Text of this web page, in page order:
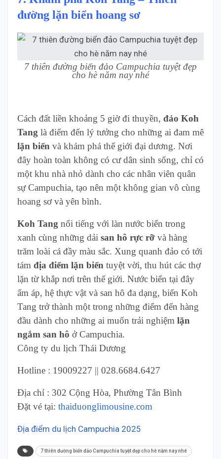
đường lặn biển hoang sơ
7 thiên đường biển đảo Campuchia tuyệt đẹp
cho hè năm nay nhé
Cách đất liền khoảng 5 giờ đi thuyền, đảo Koh
Tang là điểm đến lý tưởng cho những ai đam mê
lặn biển và khám phá thế giới đại dương. Nơi
đây hoàn toàn không có cư dân sinh sống, chỉ có
một khu nhà nhỏ dành cho các nhân viên quân
sự Campuchia, tạo nên một không gian vô cùng
hoang sơ và yên bình.
Koh Tang nổi tiếng với làn nước biển trong
xanh cùng những dải san hô rực rỡ và hàng
trăm loài cá đầy màu sắc. Xung quanh đảo có tới
tám địa điểm lặn biển tuyệt vời, thu hút các thợ
lặn từ khắp nơi trên thế giới. Nước biển tại đây
ấm áp, hệ thực vật và san hô đa dạng, biến Koh
Tang trở thành một trong những điểm đến hàng
đầu dành cho những ai muốn trải nghiệm lặn
ngắm san hô ở Campuchia.
Công ty du lịch Thái Dương
Hotline : 19009227 || 028.6684.6427
Địa chỉ : 302 Cộng Hòa, Phường Tân Bình
Đặt vé tại: thaiduonglimousine.com
Địa điểm du lịch Campuchia 2025
7 thiên đường biển đảo Campuchia tuyệt đẹp cho hè năm nay nhé